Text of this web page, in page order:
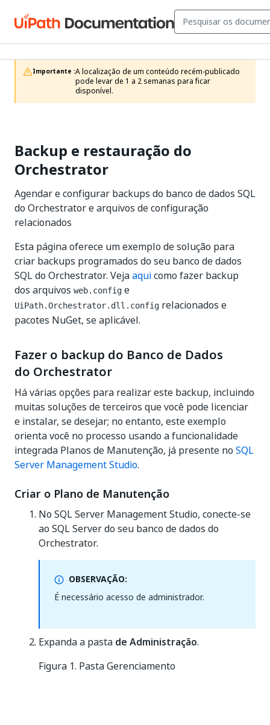
Importante :A localização de um conteúdo recém-publicado
pode levar de 1 a 2 semanas para ficar
disponível.
Backup e restauração do
Orchestrator
Agendar e configurar backups do banco de dados SQL
do Orchestrator e arquivos de configuração
relacionados
Esta página oferece um exemplo de solução para
criar backups programados do seu banco de dados
SQL do Orchestrator. Vejaaquicomo fazer backup
dos arquivos web.config e
UiPath.Orchestrator.dll.config relacionados e
pacotes NuGet, se aplicável.
Fazer o backup do Banco de Dados
do Orchestrator
Há várias opções para realizar este backup, incluindo
muitas soluções de terceiros que você pode licenciar
e instalar, se desejar; no entanto, este exemplo
orienta você no processo usando a funcionalidade
integrada Planos de Manutenção, já presente no SQL
Server Management Studio.
Criar o Plano de Manutenção
No SQL Server Management Studio, conecte-se
ao SQL Server do seu banco de dados do
Orchestrator.
OBSERVAÇÃO:
É necessário acesso de administrador.
Expanda a pasta de Administração.
Figura 1. Pasta Gerenciamento